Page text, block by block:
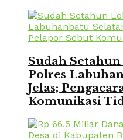
Sudah
Polres
Jelas;
Komunikasi